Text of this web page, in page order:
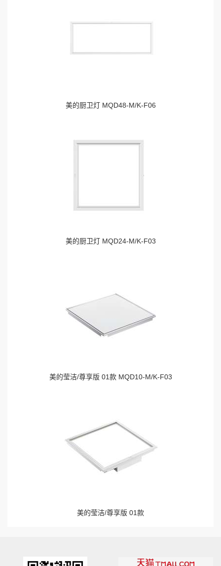
美的厨卫灯 MQD48-M/K-F06
美的厨卫灯 MQD24-M/K-F03
美的莹洁/尊享版 01款 MQD10-M/K-F03
美的莹洁/尊享版 01款